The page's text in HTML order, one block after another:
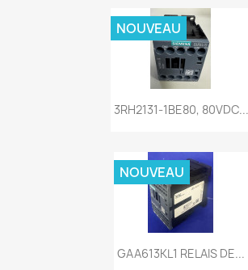
3RH2131-1BE80, 80VDC...
NOUVEAU
GAA613KL1 RELAIS DE...
NOUVEAU